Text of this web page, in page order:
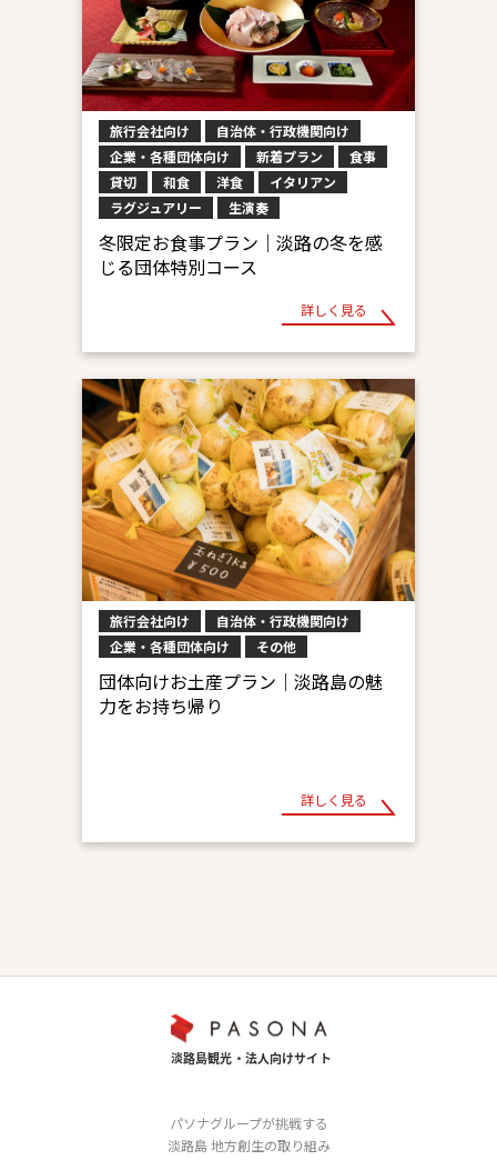
旅行会社向け
自治体・行政機関向け
企業・各種団体向け
新着プラン
食事
貸切
和食 洋食
イタリアン
ラグジュアリー
生演奏
冬限定お食事プラン｜淡路の冬を感
じる団体特別コース
詳しく見る
旅行会社向け
自治体・行政機関向け
企業・各種団体向け
その他
団体向けお土産プラン｜淡路島の魅
力をお持ち帰り
詳しく見る
パソナグループが挑戦する
淡路島 地方創生の取り組み